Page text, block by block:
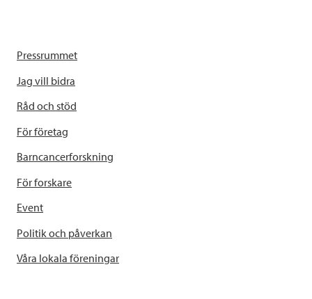
Pressrummet
Jag vill bidra
Råd och stöd
För företag
Barncancerforskning
För forskare
Event
Politik och påverkan
Våra lokala föreningar